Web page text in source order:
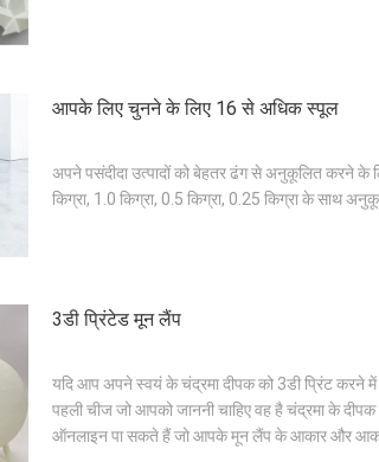
आपके लिए चुनने के लिए 16 से अधिक स्पूल
अपने पसंदीदा उत्पादों को बेहतर ढंग से अनुकूलित करने के
किग्रा, 1.0 किग्रा, 0.5 किग्रा, 0.25 किग्रा के साथ
3डी प्रिंटेड मून लैंप
यदि आप अपने स्वयं के चंद्रमा दीपक को 3डी प्रिंट करने
पहली चीज जो आपको जाननी चाहिए वह है चंद्रमा के
ऑनलाइन पा सकते हैं जो आपके मून लैंप के आकार और